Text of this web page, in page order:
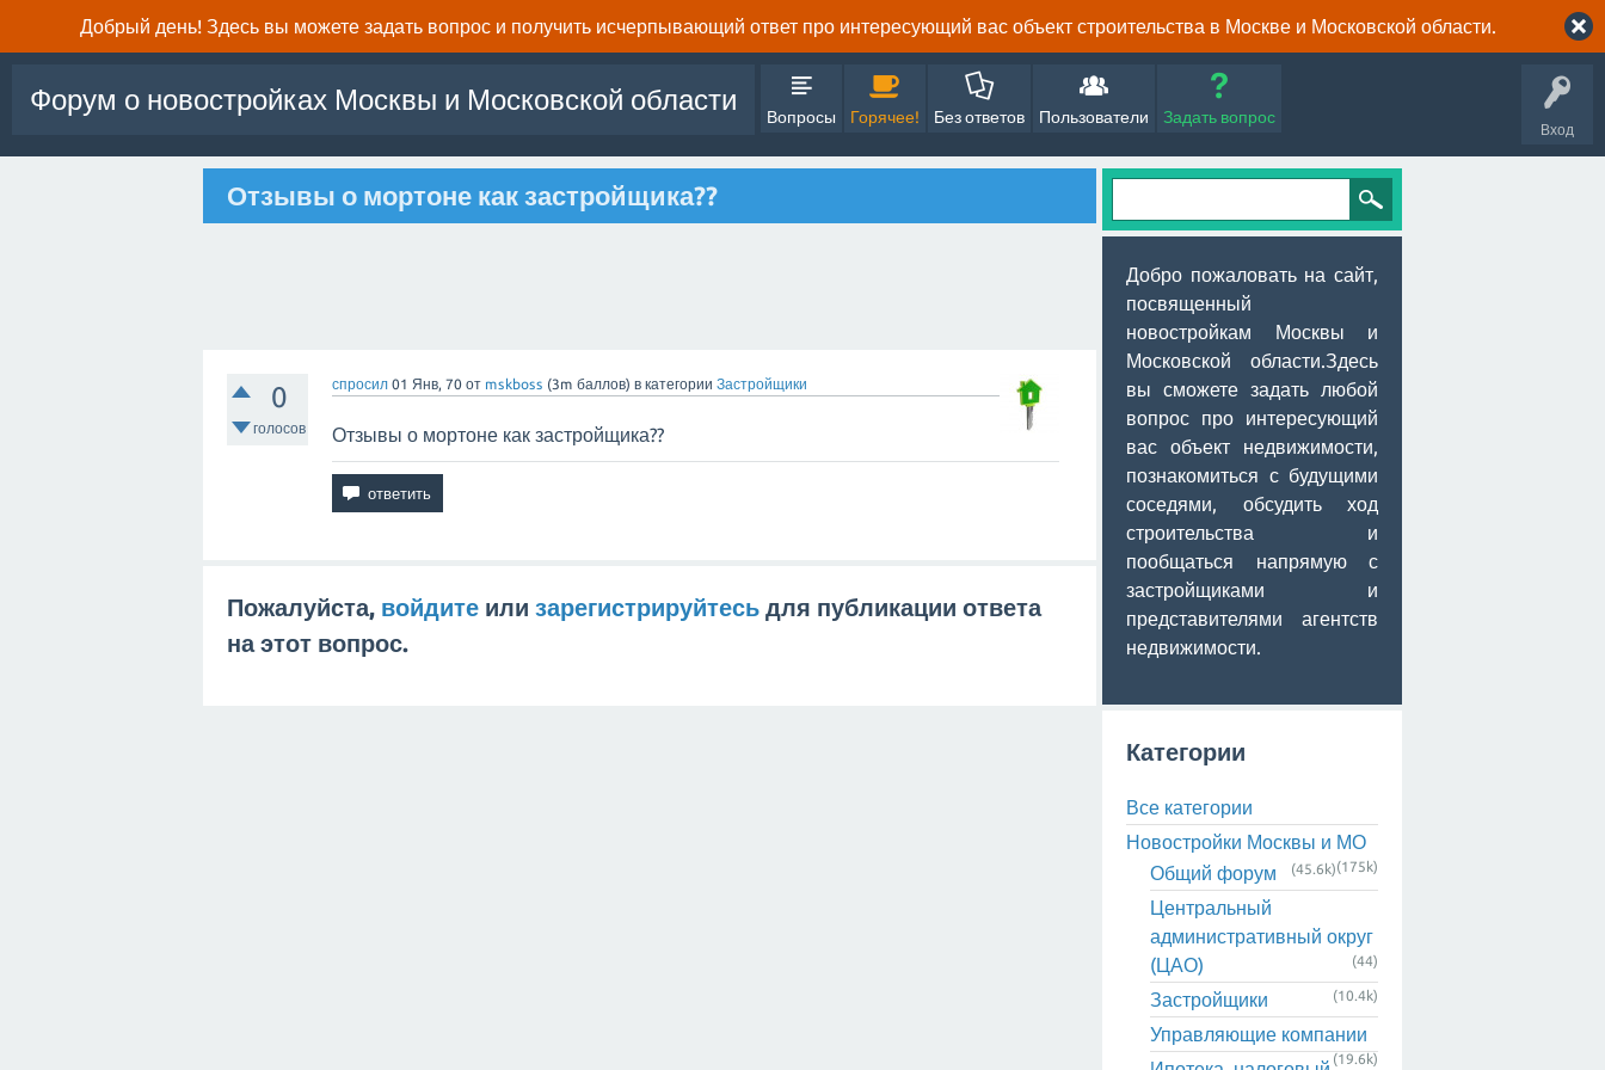
Добрый день! Здесь вы можете задать вопрос и получить исчерпывающий ответ про интересующий вас объект строительства в Москве и Московской области.
Вход
Форум о новостройках Москвы и Московской области
Вопросы Горячее! Без ответов Пользователи Задать вопрос
Отзывы о мортоне как застройщика??
0
голосов
спросил 01 Янв, 70 от mskboss (3m баллов) в категории Застройщики
Отзывы о мортоне как застройщика??
Пожалуйста, войдите или зарегистрируйтесь для публикации ответа
на этот вопрос.
Добро пожаловать на сайт,
посвященный
новостройкам Москвы и
Московской области.Здесь
вы сможете задать любой
вопрос про интересующий
вас объект недвижимости,
познакомиться с будущими
соседями, обсудить ход
строительства и
пообщаться напрямую с
застройщиками и
представителями агентств
недвижимости.
Категории
Все категории
Новостройки Москвы и МО
(175k)
Общий форум (45.6k)
Центральный
административный округ
(ЦАО)
(44)
Застройщики (10.4k)
Управляющие компании
(19.6k)